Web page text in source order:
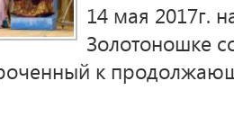
14 мая 2017г.
Золотоношке
к